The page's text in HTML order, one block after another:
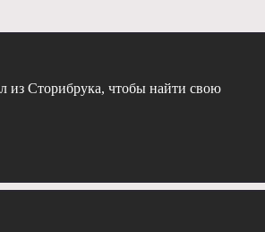
Эмили де Рэвин, Колин О'Донохью, Майкл
Мэйдер, Шон Магуайр, Эндрю Джей
Элисон Фернандес и Мекиа Кокс.
из Сторибрука, чтобы найти свою